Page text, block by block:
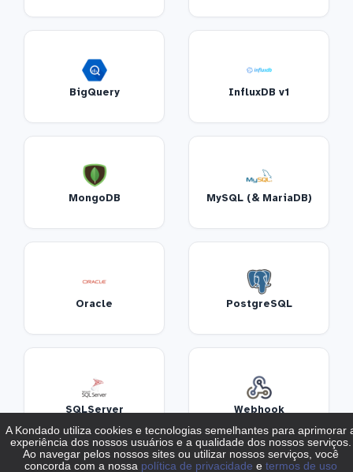
BigQuery InfluxDB v1
MongoDB MySQL (& MariaDB)
Oracle PostgreSQL
SQLServer Webhook